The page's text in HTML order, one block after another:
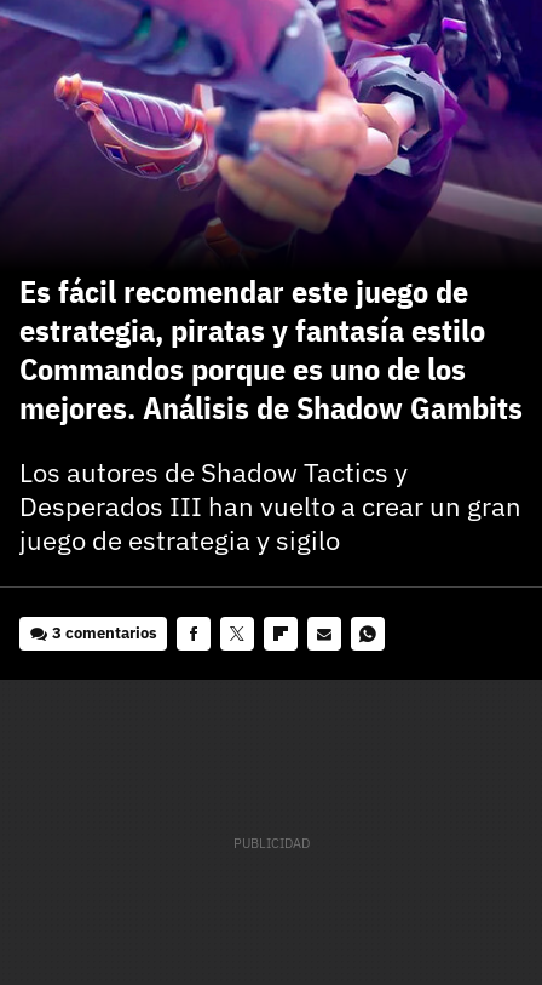
Es fácil recomendar este juego de
estrategia, piratas y fantasía estilo
Commandos porque es uno de los
mejores. Análisis de Shadow Gambits
Los autores de Shadow Tactics y
Desperados III han vuelto a crear un gran
juego de estrategia y sigilo
3 comentarios
¿Todavía no tienes cuenta?
Regístrate gratis
El inicio de sesión con Facebook ya no está
disponible, pero puedes seguir usando tu cuenta
Recupera tu acceso con Facebook
carácter inicial), pero no mayúsculas, espacios, tildes
o caracteres especiales.
He leído y acepto lapolitica de privacidad y
de participación
Registrarse en 3DJuegos
Entra con Google
¿Ya tienes cuenta?
Entra en 3DJuegos